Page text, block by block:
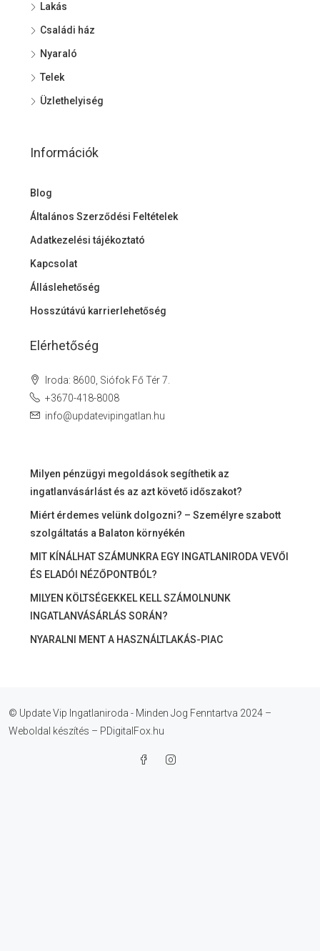
Lakás
Családi ház
Nyaraló
Telek
Üzlethelyiség
Információk
Blog
Általános Szerződési Feltételek
Adatkezelési tájékoztató
Kapcsolat
Álláslehetőség
Hosszútávú karrierlehetőség
Elérhetőség
Iroda: 8600, Siófok Fő Tér 7.
+3670-418-8008
info@updatevipingatlan.hu
Milyen pénzügyi megoldások segíthetik az
ingatlanvásárlást és az azt követő időszakot?
Miért érdemes velünk dolgozni? – Személyre szabott
szolgáltatás a Balaton környékén
MIT KÍNÁLHAT SZÁMUNKRA EGY INGATLANIRODA VEVŐI
ÉS ELADÓI NÉZŐPONTBÓL?
MILYEN KÖLTSÉGEKKEL KELL SZÁMOLNUNK
INGATLANVÁSÁRLÁS SORÁN?
NYARALNI MENT A HASZNÁLTLAKÁS-PIAC
© Update Vip Ingatlaniroda - Minden Jog Fenntartva 2024 –
Weboldal készítés – PDigitalFox.hu